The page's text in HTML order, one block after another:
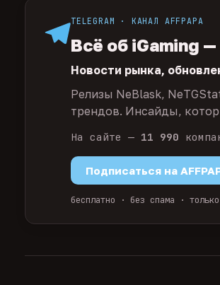
TELEGRAM · КАНАЛ AFFPAPA
Всё об iGaming
Новости рынка,
Релизы NeBlask,
трендов. Инсайды,
На сайте — 11 990
Подписаться на
бесплатно · без спама ·